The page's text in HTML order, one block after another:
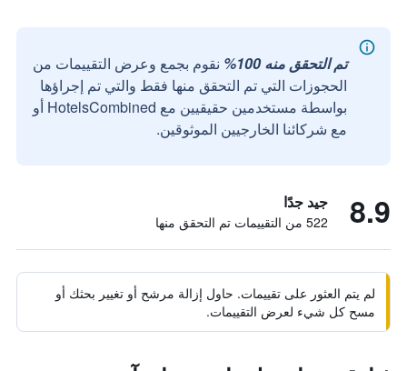
تم التحقق منه 100%
نقوم بجمع وعرض التقييمات من
الحجوزات التي تم التحقق منها فقط والتي تم إجراؤها
بواسطة مستخدمين حقيقيين مع HotelsCombined أو
مع شركائنا الخارجيين الموثوقين.
8.9 جيد جدًا
522 من التقييمات تم التحقق منها
لم يتم العثور على تقييمات. حاول إزالة مرشح أو تغيير بحثك أو
مسح كل شيء لعرض التقييمات.